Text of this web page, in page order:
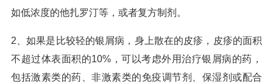
如低浓度的他扎罗汀等，或者复方制剂。
2、如果是比较轻的银屑病，身上散在的皮疹，皮疹的面积
不超过体表面积的10%，可以考虑外用治疗银屑病的药，
包括激素类的药、非激素类的免疫调节剂、保湿剂或配合